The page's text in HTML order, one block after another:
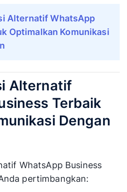
Alternatif WhatsApp
Optimalkan Komunikasi
Alternatif
Terbaik
Dengan
WhatsApp Business
pertimbangkan: